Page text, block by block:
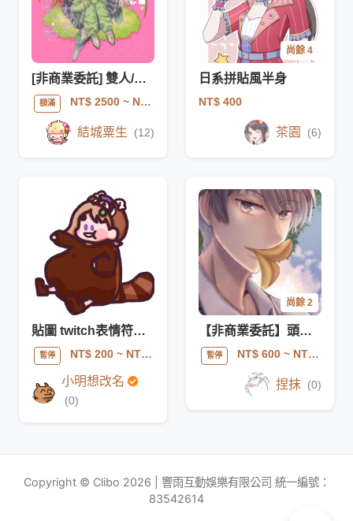
[非商業委託] 雙人/單人互動插圖
額滿 NT$ 2500~ NT$ 5000
結城粟生 (12)
尚餘 4
日系拼貼風半身
NT$ 400
茶園 (6)
貼圖 twitch表情符號（模板、靜態、動態）
暫停 NT$ 200~ NT$ 2000
小明想改名
(0)
尚餘 2
【非商業委託】頭貼插圖
暫停 NT$ 600~ NT$ 1000
捏抹 (0)
Copyright © Clibo 2026 | 響雨互動娛樂有限公司 統一編號：
83542614